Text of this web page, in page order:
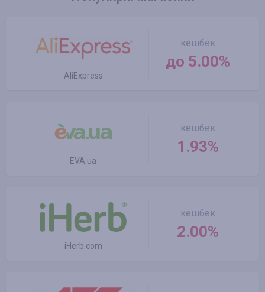
AliExpress
кешбек
до 5.00%
EVA.ua
кешбек
1.93%
iHerb.com
кешбек
2.00%